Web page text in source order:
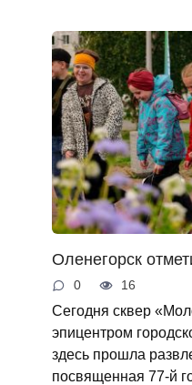
Оленегорск
0 16
Сегодня сквер
эпицентром
здесь прошла
посвященная 77-й